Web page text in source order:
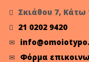
Σκιάθου 7, Κάτω
21 0202 9420
Φόρμα